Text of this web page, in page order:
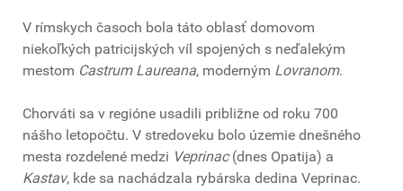
V rímskych časoch bola táto oblasť domovom
niekoľkých patricijských víl spojených s neďalekým
mestom Castrum Laureana, moderným Lovranom.
Chorváti sa v regióne usadili približne od roku 700
nášho letopočtu. V stredoveku bolo územie dnešného
mesta rozdelené medzi Veprinac(dnes Opatija) a
Kastav, kde sa nachádzala rybárska dedina Veprinac.